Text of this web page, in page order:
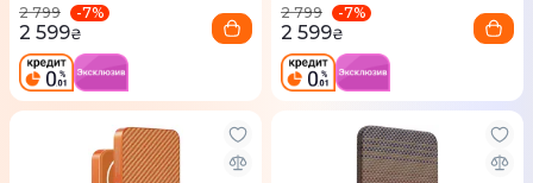
2 799
-7%
2 599₴
2 799
-7%
2 599₴